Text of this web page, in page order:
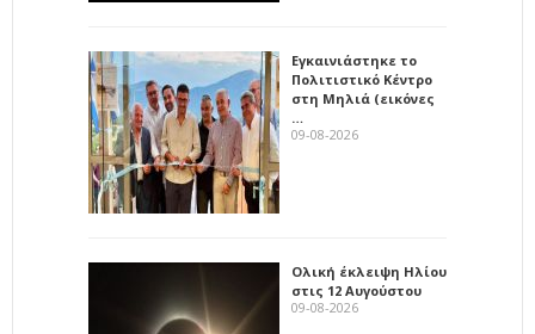
Εγκαινιάστηκε το
Πολιτιστικό Κέντρο
στη Μηλιά (εικόνες
…
09-08-2026
Ολική έκλειψη Ηλίου
στις 12 Αυγούστου
09-08-2026